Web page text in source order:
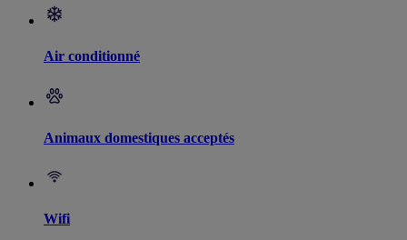
Air conditionné
Animaux domestiques acceptés
Wifi